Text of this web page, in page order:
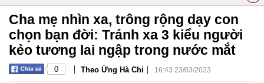
Cha mẹ nhìn xa, trông rộng dạy con
chọn bạn đời: Tránh xa 3 kiểu người
kẻo tương lai ngập trong nước mắt
0 | Theo Ứng Hà Chi | 16:43 23/03/2023